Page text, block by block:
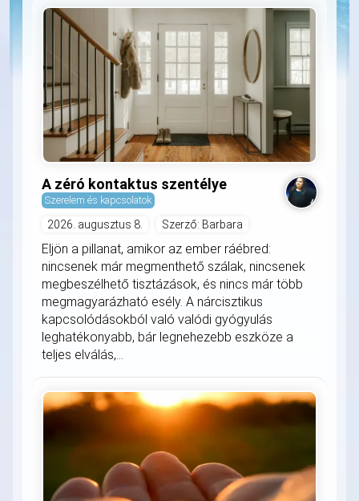
A zéró kontaktus szentélye
Szerelem és kapcsolatok
2026. augusztus 8. Szerző: Barbara
Eljön a pillanat, amikor az ember ráébred:
nincsenek már megmenthető szálak, nincsenek
megbeszélhető tisztázások, és nincs már több
megmagyarázható esély. A nárcisztikus
kapcsolódásokból való valódi gyógyulás
leghatékonyabb, bár legnehezebb eszköze a
teljes elválás,...